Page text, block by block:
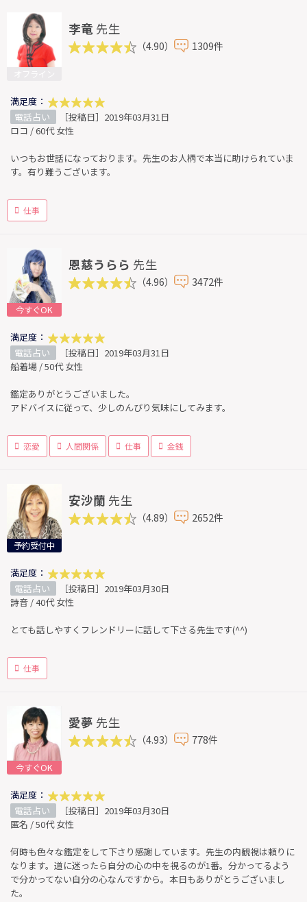
李竜 先生
（4.90） 1309件
満足度：
電話占い
［投稿日］2019年03月31日
ロコ / 60代 女性
いつもお世話になっております。先生のお人柄で本当に助けられていま
す。有り難うございます。
仕事
今すぐOK
恩慈うらら 先生
（4.96） 3472件
満足度：
電話占い
［投稿日］2019年03月31日
船着場 / 50代 女性
鑑定ありがとうございました。
アドバイスに従って、少しのんびり気味にしてみます。
恋愛 人間関係 仕事 金銭
予約受付中
安沙蘭 先生
（4.89） 2652件
満足度：
電話占い
［投稿日］2019年03月30日
詩音 / 40代 女性
とても話しやすくフレンドリーに話して下さる先生です(^^)
仕事
今すぐOK
愛夢 先生
（4.93） 778件
満足度：
電話占い
［投稿日］2019年03月30日
匿名 / 50代 女性
何時も色々な鑑定をして下さり感謝しています。先生の内観視は頼りに
なります。道に迷ったら自分の心の中を視るのが1番。分かってるよう
で分かってない自分の心なんですから。本日もありがとうございまし
た。